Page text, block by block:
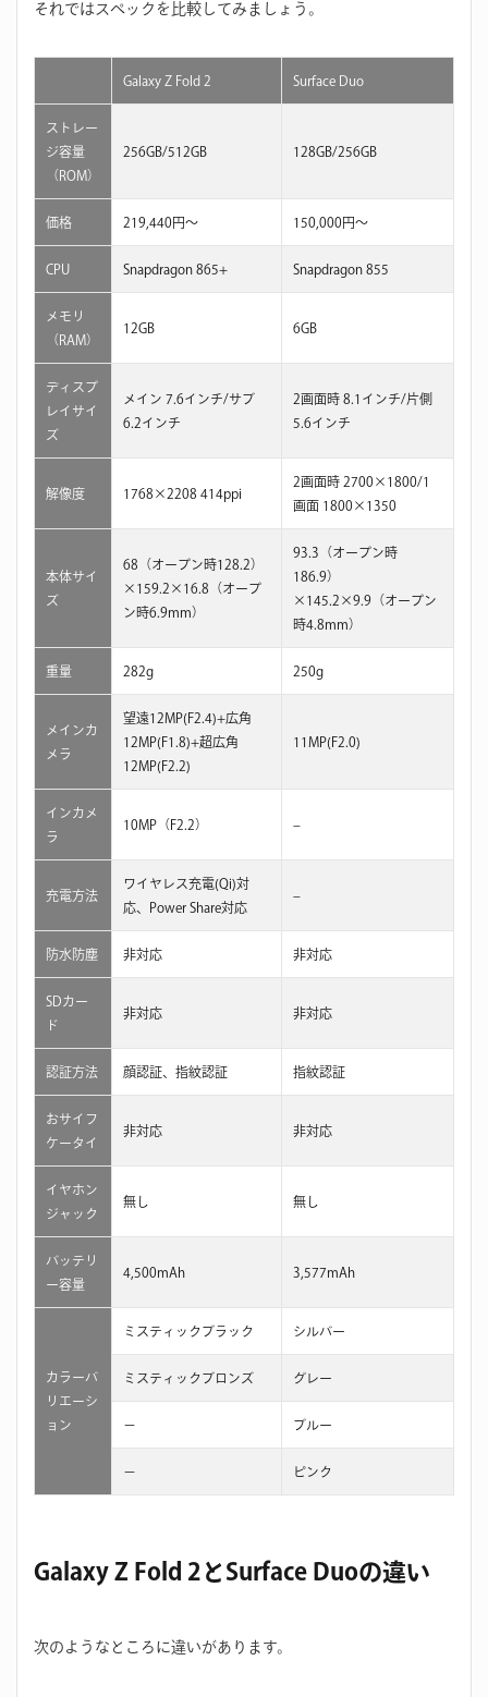
それではスペックを比較してみましょう。
Galaxy Z Fold 2 Surface Duo
ストレー
ジ容量
（ROM）
256GB/512GB 128GB/256GB
価格 219,440円〜 150,000円〜
CPU Snapdragon 865+ Snapdragon 855
メモリ
（RAM）
12GB 6GB
ディスプ
レイサイ
ズ
メイン 7.6インチ/サブ
6.2インチ
2画面時 8.1インチ/片側
5.6インチ
解像度 1768×2208 414ppi
2画面時 2700×1800/1
画面 1800×1350
本体サイ
ズ
68（オープン時128.2）
×159.2×16.8（オープ
ン時6.9mm）
93.3（オープン時
186.9）
×145.2×9.9（オープン
時4.8mm）
重量 282g 250g
メインカ
メラ
望遠12MP(F2.4)+広角
12MP(F1.8)+超広角
12MP(F2.2)
11MP(F2.0)
インカメ
ラ
10MP（F2.2） –
充電方法
ワイヤレス充電(Qi)対
応、Power Share対応
–
防水防塵 非対応 非対応
SDカー
ド
非対応 非対応
認証方法 顔認証、指紋認証 指紋認証
おサイフ
ケータイ
非対応 非対応
イヤホン
ジャック
無し 無し
バッテリ
ー容量
4,500mAh 3,577mAh
カラーバ
リエーシ
ョン
ミスティックブラック シルバー
ミスティックブロンズ グレー
− ブルー
− ピンク
Galaxy Z Fold 2とSurface Duoの違い
次のようなところに違いがあります。